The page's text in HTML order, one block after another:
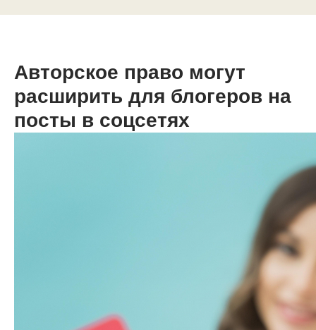
Авторское право могут
расширить для блогеров на
посты в соцсетях